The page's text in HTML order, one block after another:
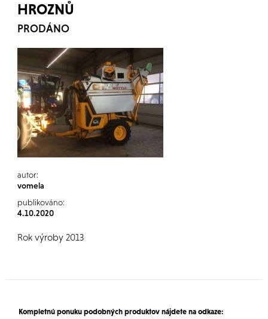
HROZNŮ
PRODÁNO
autor:
vomela
publikováno:
4.10.2020
Rok výroby 2013
Kompletnú ponuku podobných produktov nájdete na odkaze: